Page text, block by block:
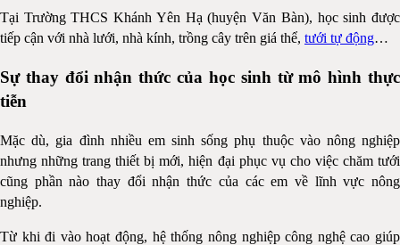
Tại Trường THCS Khánh Yên Hạ (huyện Văn Bàn), học sinh được
tiếp cận với nhà lưới, nhà kính, trồng cây trên giá thể, tưới tự động…
Sự thay đổi nhận thức của học sinh từ mô hình thực
tiễn
Mặc dù, gia đình nhiều em sinh sống phụ thuộc vào nông nghiệp
nhưng những trang thiết bị mới, hiện đại phục vụ cho việc chăm tưới
cũng phần nào thay đổi nhận thức của các em về lĩnh vực nông
nghiệp.
Từ khi đi vào hoạt động, hệ thống nông nghiệp công nghệ cao giúp